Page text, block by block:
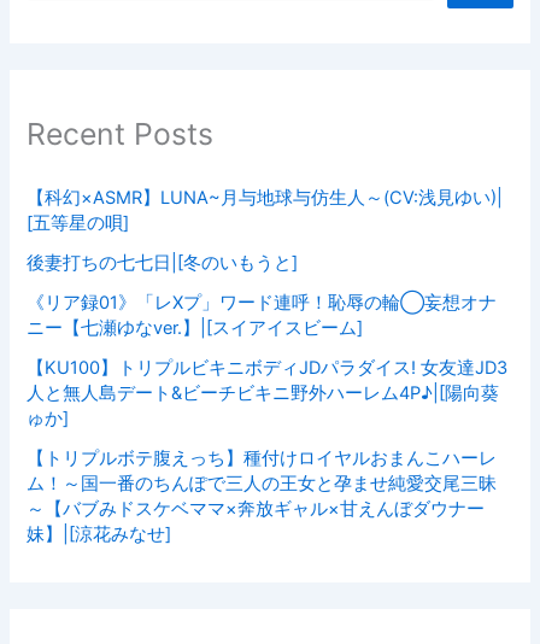
Recent Posts
【科幻×ASMR】LUNA~月与地球与仿生人～(CV:浅見ゆい)|
[五等星の唄]
後妻打ちの七七日|[冬のいもうと]
《リア録01》「レXプ」ワード連呼！恥辱の輪◯妄想オナ
ニー【七瀬ゆなver.】|[スイアイスビーム]
【KU100】トリプルビキニボディJDパラダイス! 女友達JD3
人と無人島デート&ビーチビキニ野外ハーレム4P♪|[陽向葵
ゅか]
【トリプルボテ腹えっち】種付けロイヤルおまんこハーレ
ム！～国一番のちんぽで三人の王女と孕ませ純愛交尾三昧
～【バブみドスケベママ×奔放ギャル×甘えんぼダウナー
妹】|[涼花みなせ]